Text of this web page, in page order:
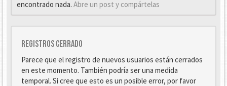
encontrado nada. Abre un post y compártelas
Registros cerrado
Parece que el registro de nuevos usuarios están cerrados
en este momento. También podría ser una medida
temporal. Si cree que esto es un posible error, por favor